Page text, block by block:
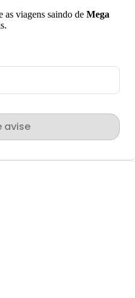
as viagens saindo de Mega
avise